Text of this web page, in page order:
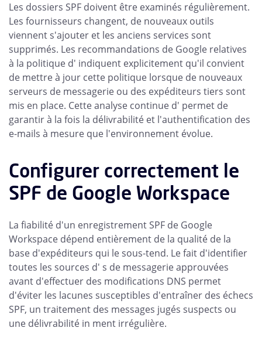
Les dossiers SPF doivent être examinés régulièrement.
Les fournisseurs changent, de nouveaux outils
viennent s'ajouter et les anciens services sont
supprimés. Les recommandations de Google relatives
à la politique d' indiquent explicitement qu'il convient
de mettre à jour cette politique lorsque de nouveaux
serveurs de messagerie ou des expéditeurs tiers sont
mis en place. Cette analyse continue d' permet de
garantir à la fois la délivrabilité et l'authentification des
e-mails à mesure que l'environnement évolue.
Configurer correctement le
SPF de Google Workspace
La fiabilité d'un enregistrement SPF de Google
Workspace dépend entièrement de la qualité de la
base d'expéditeurs qui le sous-tend. Le fait d'identifier
toutes les sources d' s de messagerie approuvées
avant d'effectuer des modifications DNS permet
d'éviter les lacunes susceptibles d'entraîner des échecs
SPF, un traitement des messages jugés suspects ou
une délivrabilité in ment irrégulière.